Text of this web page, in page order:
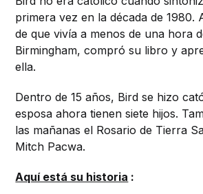
primera vez en la década de 1980.
de que vivía a menos de una hora
Birmingham, compró su libro y
ella.
Dentro de 15 años, Bird se hizo
esposa ahora tienen siete hijos.
las mañanas el Rosario de Tierra
Mitch Pacwa.
Aquí está su historia :